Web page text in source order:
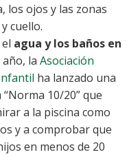
los ojos y las zonas
cuello.
agua y los baños en
año, la Asociación
ha lanzado una
10/20” que
a la piscina como
y a comprobar que
en menos de 20